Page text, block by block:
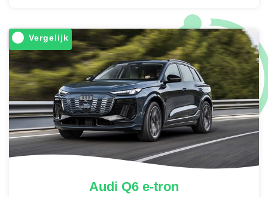
Vergelijk
Audi Q6 e-tron